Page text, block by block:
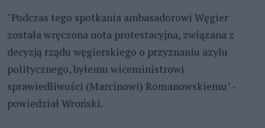
"Podczas tego spotkania ambasadorowi Węgier
została wręczona nota protestacyjna, związana z
decyzją rządu węgierskiego o przyznaniu azylu
politycznego, byłemu wiceministrowi
sprawiedliwości (Marcinowi) Romanowskiemu" -
powiedział Wroński.